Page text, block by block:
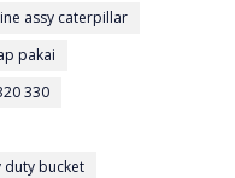
assy caterpillar
pakai
330
duty bucket